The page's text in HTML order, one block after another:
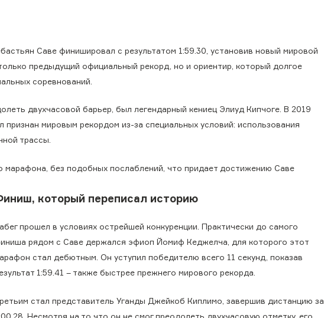
Саве финишировал с результатом 1:59.30, установив новый мировой
предыдущий официальный рекорд, но и ориентир, который долгое
соревнований.
двухчасовой барьер, был легендарный кениец Элиуд Кипчоге. В 2019
признан мировым рекордом из-за специальных условий: использования
трассы.
марафона, без подобных послаблений, что придает достижению Саве
который переписал историю
прошел в условиях острейшей конкуренции. Практически до самого
рядом с Саве держался эфиоп Йомиф Кеджелча, для которого этот
стал дебютным. Он уступил победителю всего 11 секунд, показав
1:59.41 – также быстрее прежнего мирового рекорда.
стал представитель Уганды Джейкоб Киплимо, завершив дистанцию за